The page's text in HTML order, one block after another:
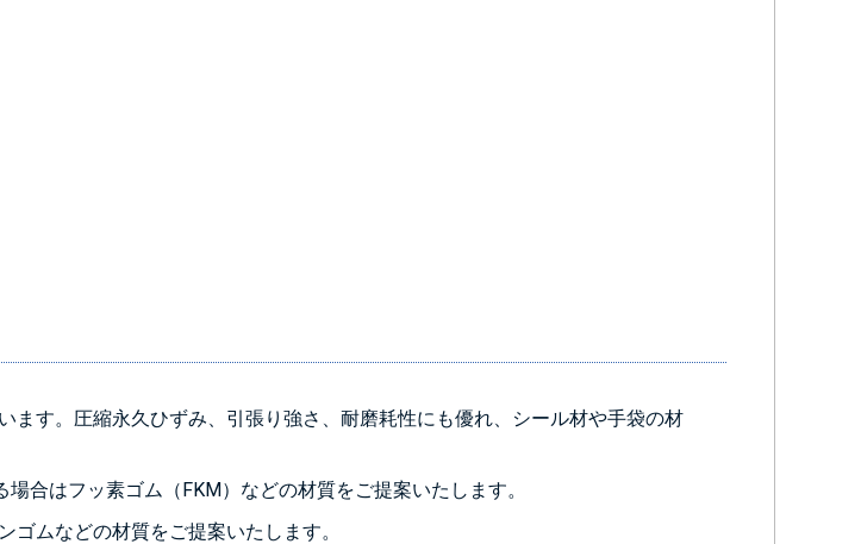
す。圧縮永久ひずみ、引張り強さ、耐磨耗性にも優れ、シール材や手袋の材
合はフッ素ゴム（FKM）などの材質をご提案いたします。
ムなどの材質をご提案いたします。